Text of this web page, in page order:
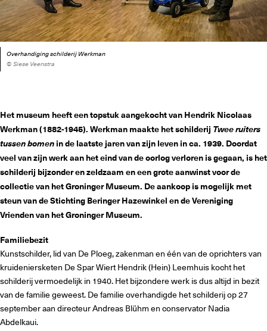
Overhandiging schilderij Werkman
© Siese Veenstra
Het museum heeft een topstuk aangekocht van Hendrik Nicolaas
Werkman (1882-1945). Werkman maakte het schilderij Twee ruiters
tussen bomen in de laatste jaren van zijn leven in ca. 1939. Doordat
veel van zijn werk aan het eind van de oorlog verloren is gegaan, is het
schilderij bijzonder en zeldzaam en een grote aanwinst voor de
collectie van het Groninger Museum. De aankoop is mogelijk met
steun van de Stichting Beringer Hazewinkel en de Vereniging
Vrienden van het Groninger Museum.
Familiebezit
Kunstschilder, lid van De Ploeg, zakenman en één van de oprichters van
kruideniersketen De Spar Wiert Hendrik (Hein) Leemhuis kocht het
schilderij vermoedelijk in 1940. Het bijzondere werk is dus altijd in bezit
van de familie geweest. De familie overhandigde het schilderij op 27
september aan directeur Andreas Blühm en conservator Nadia
Abdelkaui.